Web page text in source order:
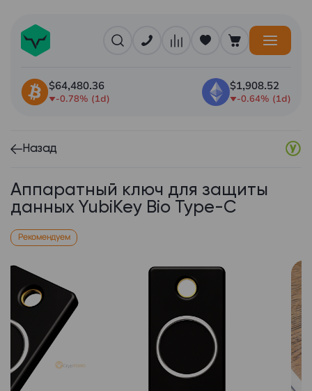
$64,480.36
-0.78% (1d)
$1,908.52
-0.64% (1d)
Назад
Аппаратный ключ для защиты
данных YubiKey Bio Type-C
Рекомендуем